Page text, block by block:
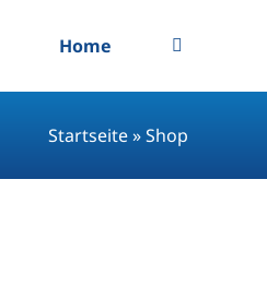
Home
Startseite»Shop